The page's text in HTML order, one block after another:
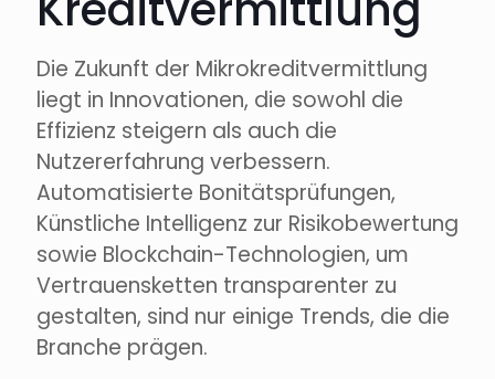
Die Zukunft der Mikrokreditvermittlung
liegt in Innovationen, die sowohl die
Effizienz steigern als auch die
Nutzererfahrung verbessern.
Automatisierte Bonitätsprüfungen,
Künstliche Intelligenz zur Risikobewertung
sowie Blockchain-Technologien, um
Vertrauensketten transparenter zu
gestalten, sind nur einige Trends, die die
Branche prägen.